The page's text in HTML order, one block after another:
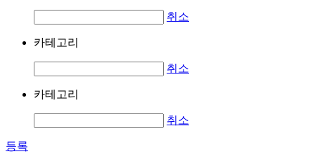
취소
카테고리
취소
카테고리
취소
등록